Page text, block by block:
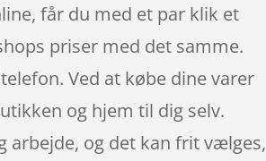
får du med et par klik et
priser med det samme.
Ved at købe dine varer
og hjem til dig selv.
arbejde, og det kan frit vælges,